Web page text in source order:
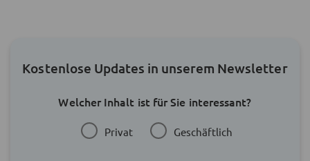
Kostenlose Updates in unserem Newsletter
Welcher Inhalt ist für Sie interessant?
Privat Geschäftlich